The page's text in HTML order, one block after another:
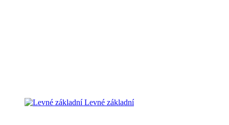
Levné základní